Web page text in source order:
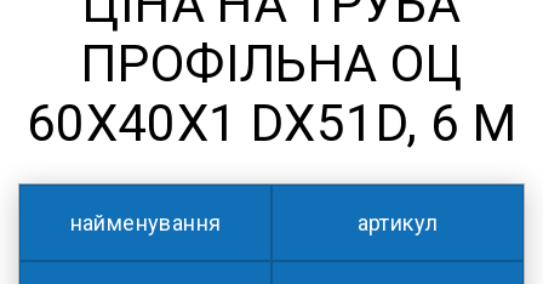
ПРОФІЛЬНА ОЦ
60X40X1 DX51D, 6 М
найменування артикул